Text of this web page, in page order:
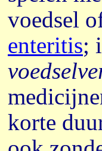
voedsel
enteritis;
korte